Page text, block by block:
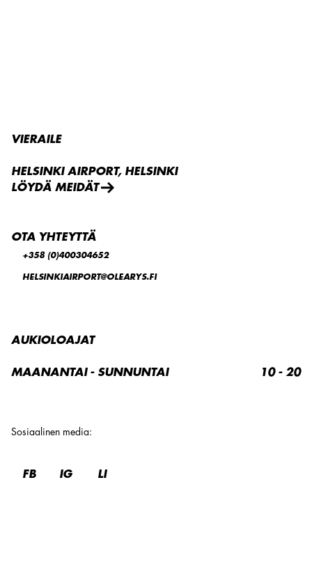
Sosiaalinen media:
FB IG LI
VIERAILE
HELSINKI AIRPORT, HELSINKI
LÖYDÄ MEIDÄT
OTA YHTEYTTÄ
+358 (0)400304652
HELSINKIAIRPORT@OLEARYS.FI
AUKIOLOAJAT
MAANANTAI - SUNNUNTAI 10 - 20